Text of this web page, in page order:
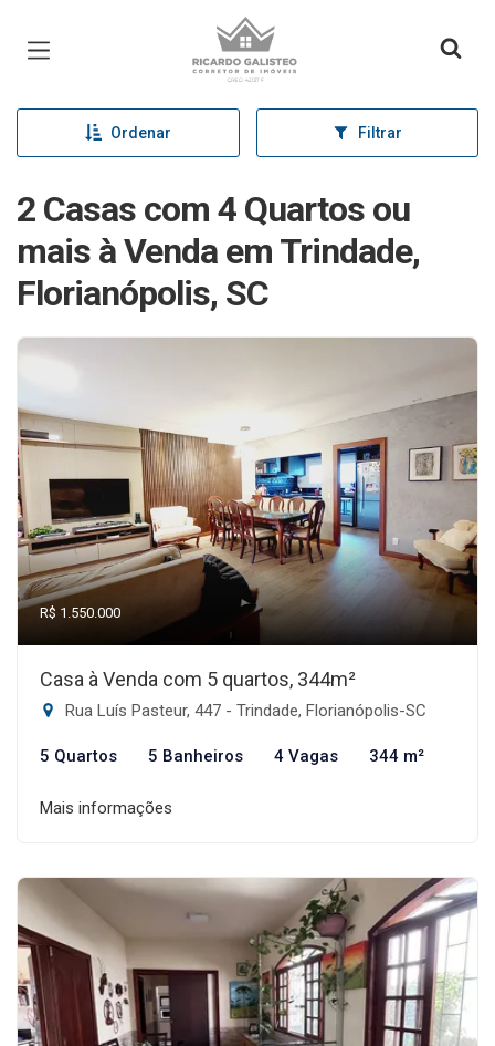
Página inicial
Ordenar Filtrar
2 Casas com 4 Quartos ou
mais à Venda em Trindade,
Florianópolis, SC
R$ 1.550.000
Casa à Venda com 5 quartos, 344m²
Rua Luís Pasteur, 447 - Trindade, Florianópolis-SC
5 Quartos 5 Banheiros 4 Vagas 344 m²
Mais informações